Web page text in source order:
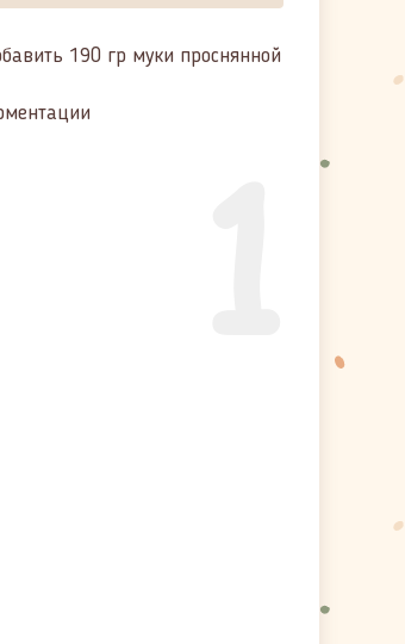
190 гр муки проснянной